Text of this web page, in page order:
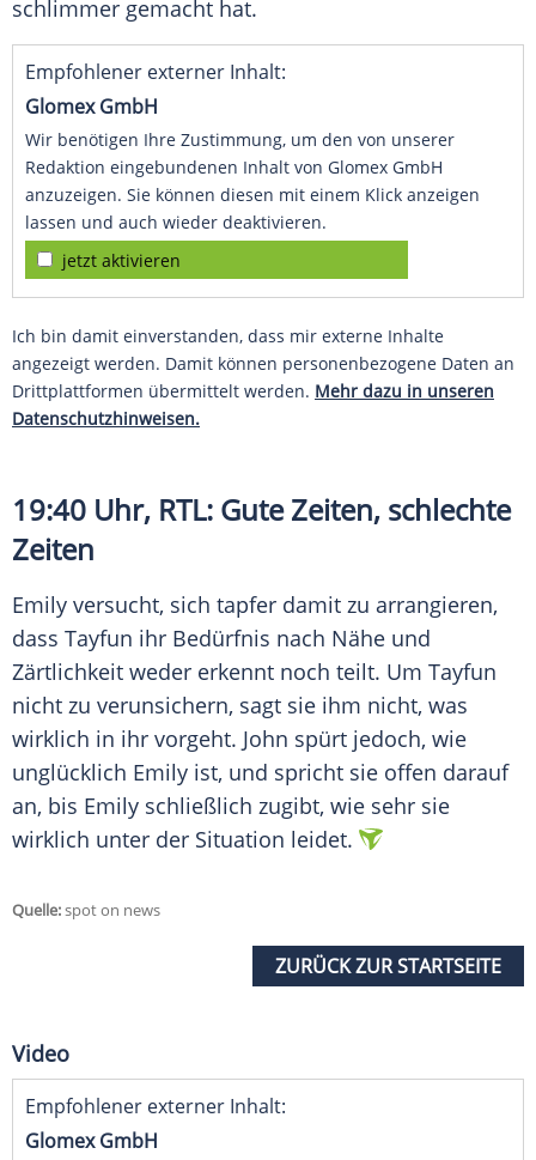
schlimmer gemacht hat.
Empfohlener externer Inhalt:
Glomex GmbH
Wir benötigen Ihre Zustimmung, um den von unserer
Redaktion eingebundenen Inhalt von Glomex GmbH
anzuzeigen. Sie können diesen mit einem Klick anzeigen
lassen und auch wieder deaktivieren.
jetzt aktivieren
Ich bin damit einverstanden, dass mir externe Inhalte
angezeigt werden. Damit können personenbezogene Daten an
Drittplattformen übermittelt werden. Mehr dazu in unseren
Datenschutzhinweisen.
19:40 Uhr, RTL: Gute Zeiten, schlechte
Zeiten
Emily versucht, sich tapfer damit zu arrangieren,
dass Tayfun ihr Bedürfnis nach Nähe und
Zärtlichkeit weder erkennt noch teilt. Um Tayfun
nicht zu verunsichern, sagt sie ihm nicht, was
wirklich in ihr vorgeht. John spürt jedoch, wie
unglücklich Emily ist, und spricht sie offen darauf
an, bis Emily schließlich zugibt, wie sehr sie
wirklich unter der Situation leidet.
Quelle:spot on news
ZURÜCK ZUR STARTSEITE
Video
Empfohlener externer Inhalt:
Glomex GmbH